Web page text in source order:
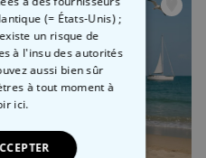
(= États-Unis) ;
un risque de
à l'insu des autorités
aussi bien sûr
à tout momentà
ici.